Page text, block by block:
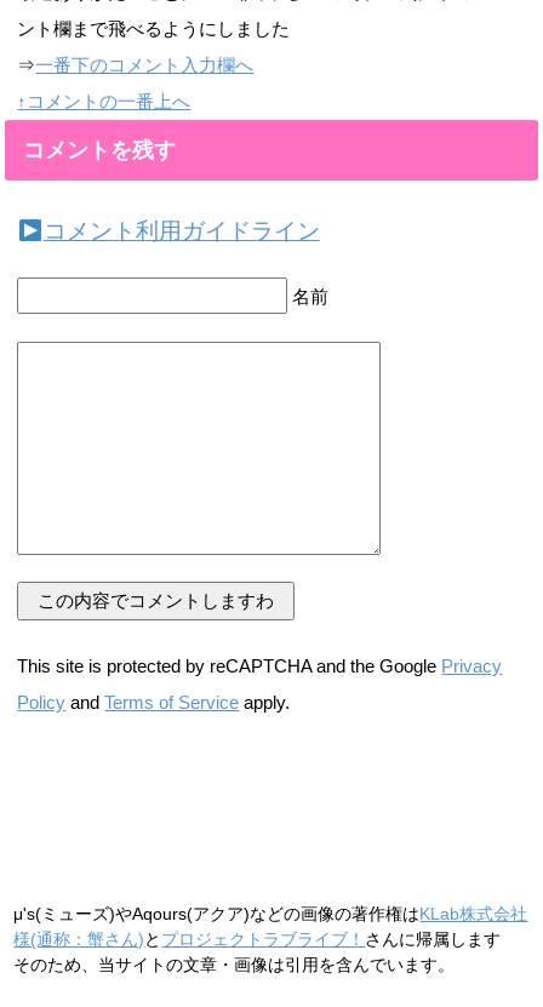
ント欄まで飛べるようにしました
⇒一番下のコメント入力欄へ
↑コメントの一番上へ
コメントを残す
コメント利用ガイドライン
名前
This site is protected by reCAPTCHA and the Google Privacy
Policy andTerms of Service apply.
μ's(ミューズ)やAqours(アクア)などの画像の著作権はKLab株式会社
様(通称：蟹さん)と プロジェクトラブライブ！ さんに帰属します
そのため、当サイトの文章・画像は引用を含んでいます。